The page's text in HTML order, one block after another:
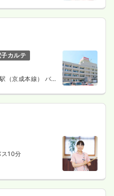
子カルテ
（京成本線） バス
10分